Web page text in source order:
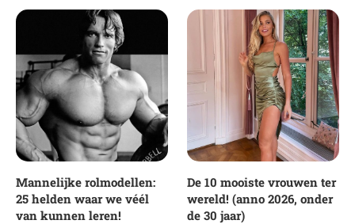
Mannelijke rolmodellen:
25 helden waar we véél
van kunnen leren!
De 10 mooiste vrouwen ter
wereld! (anno 2026, onder
de 30 jaar)